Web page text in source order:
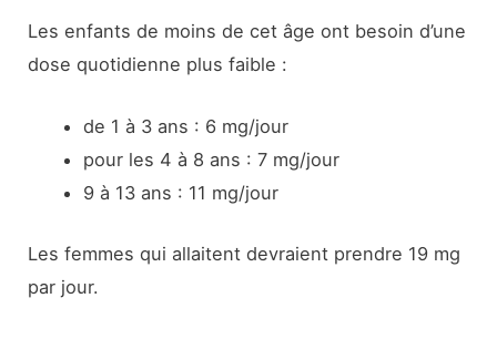
Les enfants de moins de cet âge ont besoin d’une
dose quotidienne plus faible :
de 1 à 3 ans : 6 mg/jour
pour les 4 à 8 ans : 7 mg/jour
9 à 13 ans : 11 mg/jour
Les femmes qui allaitent devraient prendre 19 mg
par jour.